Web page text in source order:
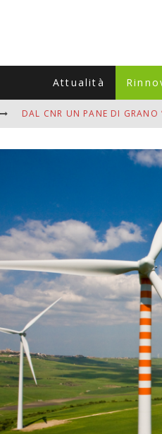
Attualità
DAL CNR UN PANE DI GRANO
MUTTI ASSUME A OLIVETO
ZANZARE IN VACANZA? I 3
ADDIO BOLLETTE SALATE?